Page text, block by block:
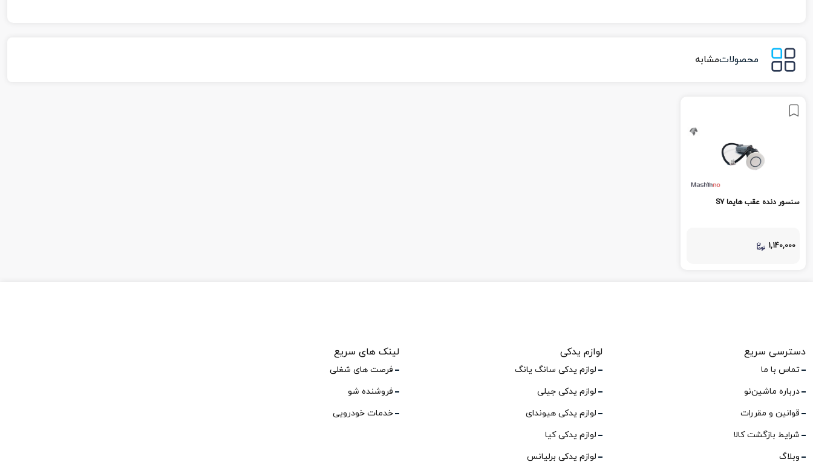
محصولاتمشابه
سنسور دنده عقب هایما S7
1,140,000
دسترسی سریع
تماس با ما
درباره ماشین‌نو
قوانین و مقررات
شرایط بازگشت کالا
وبلاگ
لوازم یدکی
لوازم یدکی سانگ یانگ
لوازم یدکی جیلی
لوازم یدکی هیوندای
لوازم یدکی کیا
لوازم یدکی برلیانس
لینک های سریع
فرصت های شغلی
فروشنده شو
خدمات خودرویی